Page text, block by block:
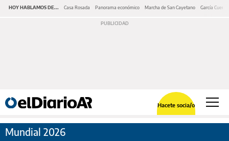
HOY HABLAMOS DE... Casa Rosada Panorama económico Marcha de San Cayetano García Cuerva
Hacete socia/o
Mundial 2026